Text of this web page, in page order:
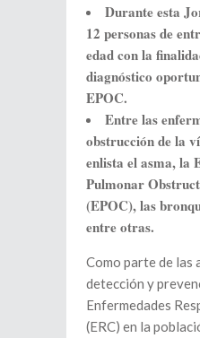
Durante esta
12 personas de
edad con la
diagnóstico
EPOC.
Entre las
obstrucción de la
enlista el asma, la
Pulmonar
(EPOC), las
entre otras.
Como parte de las
detección y
Enfermedades
(ERC) en la